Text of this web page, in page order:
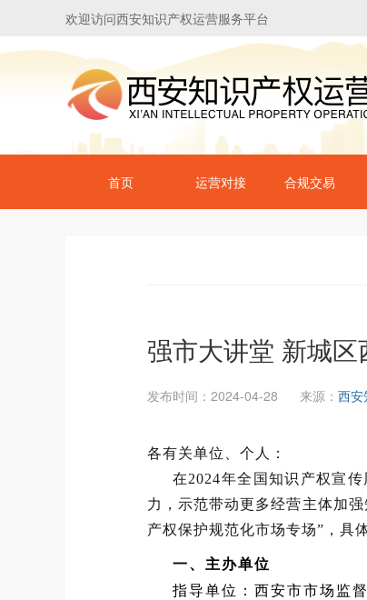
欢迎访问西安知识产权运营服务平台
首页 运营对接 合规交易
强市大讲堂 新城
发布时间：2024-04-28 来源： 西安
各有关单位、个人：
在2024年全国知识产权宣
力，示范带动更多经营主体加
产权保护规范化市场专场”，具
一、主办单位
指导单位：西安市市场监